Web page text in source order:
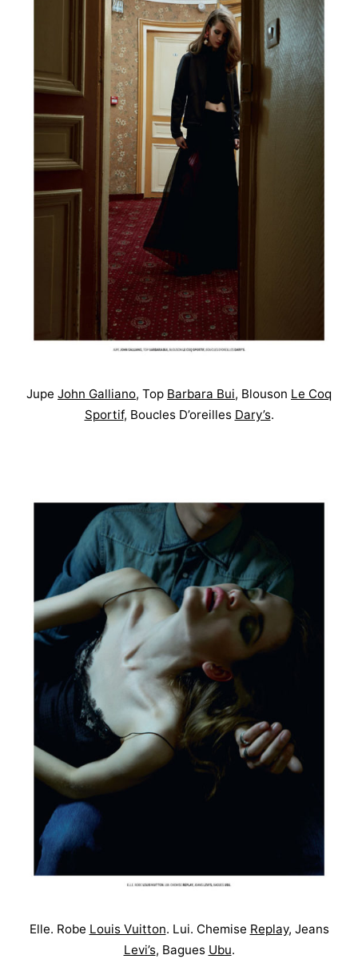
Jupe John Galliano, Top Barbara Bui, Blouson Le Coq
Sportif, Boucles D’oreilles Dary’s.
Elle. Robe Louis Vuitton. Lui. Chemise Replay, Jeans
Levi’s, Bagues Ubu.